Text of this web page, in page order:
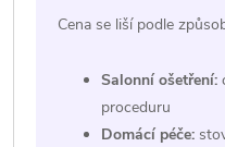
Cena se liší podle
Salonní ošetření:
proceduru
Domácí péče: